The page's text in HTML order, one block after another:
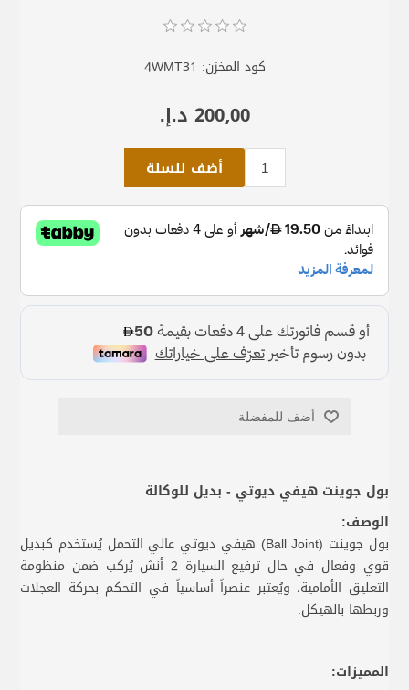
كود المخزن: 4WMT31
200٫00 د.إ.‏
أضف للسلة
أضف للمفضلة
بول جوينت هيفي ديوتي - بديل للوكالة
الوصف:
بول جوينت (Ball Joint) هيفي ديوتي عالي التحمل يُستخدم كبديل
قوي وفعال في حال ترفيع السيارة 2 أنش يُركب ضمن منظومة
التعليق الأمامية، ويُعتبر عنصراً أساسياً في التحكم بحركة العجلات
وربطها بالهيكل.
المميزات: